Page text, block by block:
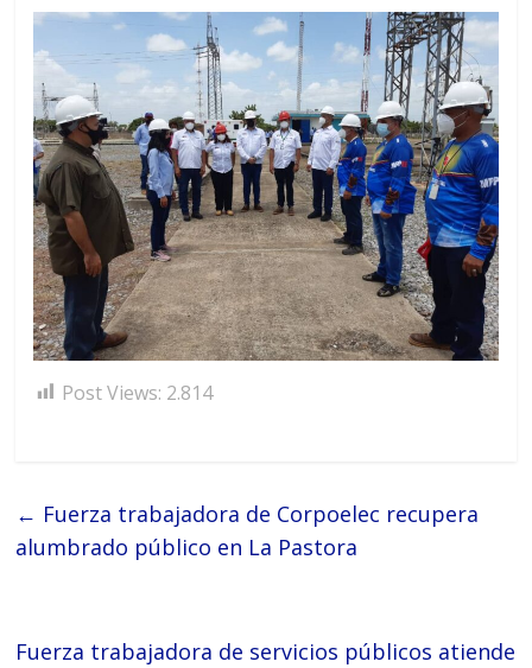
Post Views: 2.814
← Fuerza trabajadora de Corpoelec recupera
alumbrado público en La Pastora
Fuerza trabajadora de servicios públicos atiende